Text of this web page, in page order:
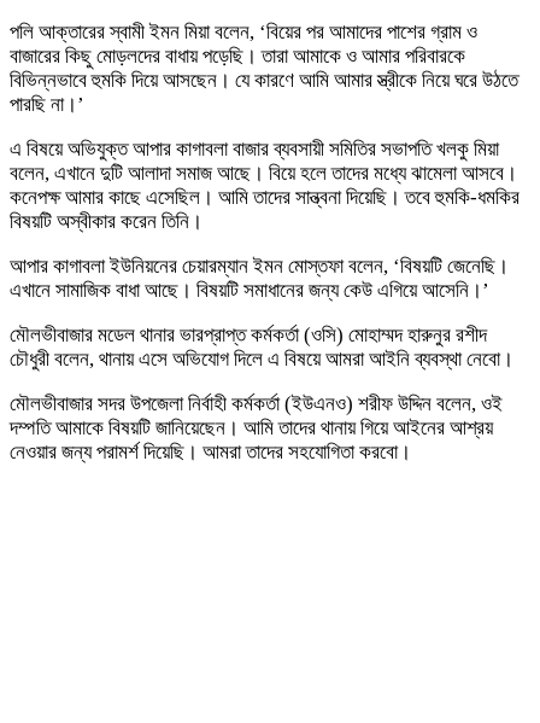
পলি আক্তারের স্বামী ইমন মিয়া বলেন, ‘বিয়ের পর আমাদের পাশের গ্রাম ও
বাজারের কিছু মোড়লদের বাধায় পড়েছি। তারা আমাকে ও আমার পরিবারকে
বিভিন্নভাবে হুমকি দিয়ে আসছেন। যে কারণে আমি আমার স্ত্রীকে নিয়ে ঘরে উঠতে
পারছি না।’
এ বিষয়ে অভিযুক্ত আপার কাগাবলা বাজার ব্যবসায়ী সমিতির সভাপতি খলকু মিয়া
বলেন, এখানে দুটি আলাদা সমাজ আছে। বিয়ে হলে তাদের মধ্যে ঝামেলা আসবে।
কনেপক্ষ আমার কাছে এসেছিল। আমি তাদের সান্ত্বনা দিয়েছি। তবে হুমকি-ধমকির
বিষয়টি অস্বীকার করেন তিনি।
আপার কাগাবলা ইউনিয়নের চেয়ারম্যান ইমন মোস্তফা বলেন, ‘বিষয়টি জেনেছি।
এখানে সামাজিক বাধা আছে। বিষয়টি সমাধানের জন্য কেউ এগিয়ে আসেনি।’
মৌলভীবাজার মডেল থানার ভারপ্রাপ্ত কর্মকর্তা (ওসি) মোহাম্মদ হারুনুর রশীদ
চৌধুরী বলেন, থানায় এসে অভিযোগ দিলে এ বিষয়ে আমরা আইনি ব্যবস্থা নেবো।
মৌলভীবাজার সদর উপজেলা নির্বাহী কর্মকর্তা (ইউএনও) শরীফ উদ্দিন বলেন, ওই
দম্পতি আমাকে বিষয়টি জানিয়েছেন। আমি তাদের থানায় গিয়ে আইনের আশ্রয়
নেওয়ার জন্য পরামর্শ দিয়েছি। আমরা তাদের সহযোগিতা করবো।